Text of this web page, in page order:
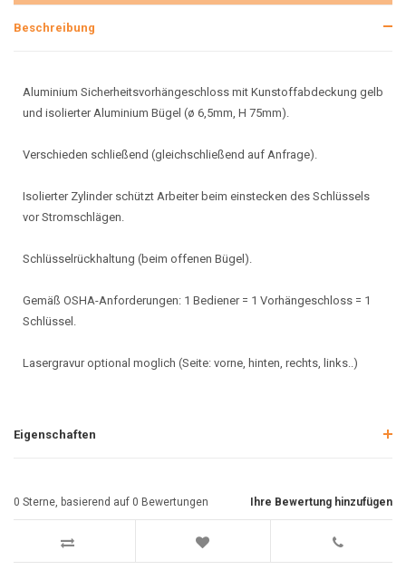
Beschreibung
Aluminium Sicherheitsvorhängeschloss mit Kunstoffabdeckung gelb
und isolierter Aluminium Bügel (ø 6,5mm, H 75mm).
Verschieden schließend (gleichschließend auf Anfrage).
Isolierter Zylinder schützt Arbeiter beim einstecken des Schlüssels
vor Stromschlägen.
Schlüsselrückhaltung (beim offenen Bügel).
Gemäß OSHA-Anforderungen: 1 Bediener = 1 Vorhängeschloss = 1
Schlüssel.
Lasergravur optional moglich (Seite: vorne, hinten, rechts, links..)
Eigenschaften
Ihre Bewertung hinzufügen
0 Sterne, basierend auf 0 Bewertungen